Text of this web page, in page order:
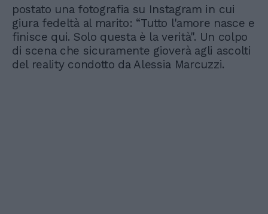
postato una fotografia su Instagram in cui
giura fedeltà al marito: “Tutto l'amore nasce e
finisce qui. Solo questa è la verità". Un colpo
di scena che sicuramente gioverà agli ascolti
del reality condotto da Alessia Marcuzzi.